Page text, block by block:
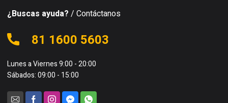
¿Buscas ayuda? / Contáctanos
81 1600 5603
Lunes a Viernes 9:00 - 20:00
Sábados: 09:00 - 15:00